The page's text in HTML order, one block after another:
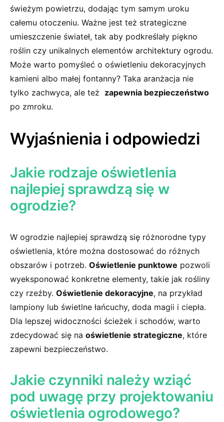
świeżym powietrzu, dodając ‍tym samym uroku
całemu otoczeniu. Ważne jest też strategiczne
umieszczenie świateł, tak aby podkreślały piękno
roślin czy unikalnych elementów⁣ architektury ogrodu.
Może⁣ warto pomyśleć o​ oświetleniu ⁤dekoracyjnych
⁢kamieni albo małej fontanny? Taka aranżacja nie
tylko⁤ zachwyca, ale też ⁤ zapewnia bezpieczeństwo
po⁢ zmroku.
Wyjaśnienia i odpowiedzi
Jakie rodzaje oświetlenia
⁢najlepiej sprawdzą‌ się w
ogrodzie?
W ogrodzie najlepiej sprawdzą⁤ się różnorodne typy
oświetlenia,​ które można⁤ dostosować do różnych
obszarów i potrzeb. Oświetlenie⁣ punktowe ‍pozwoli
wyeksponować konkretne elementy, takie jak rośliny
czy rzeźby. Oświetlenie dekoracyjne, na⁢ przykład
lampiony lub świetlne łańcuchy, doda magii⁤ i ciepła.
Dla lepszej widoczności ścieżek⁣ i schodów, warto
zdecydować się na oświetlenie strategiczne, ‍które
zapewni bezpieczeństwo.
Jakie czynniki‍ należy⁢ wziąć
pod uwagę ‍przy projektowaniu
⁤oświetlenia ogrodowego?